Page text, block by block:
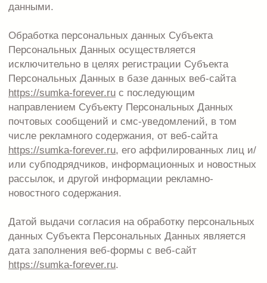
использования средств автоматизации в
РФ и внутренними положениями веб-сайта
https://sumka-forever.ru
Веб-сайтhttps://sumka-forever.ruпринимает
технические меры или обеспечивает их принятие
для защиты персональных данных от
неправомерного или случайного доступа к ним,
уничтожения, изменения, блокирования,
копирования, предоставления, распространения
персональных данных, а также от иных
персональных данных, а также принимает на себя
обязательство сохранения конфиденциальности
персональных данных Субъекта Персональных
Данных.
для обработки персональных данных Субъекта
Персональных Данных субподрядчиков, а также
вправе передавать персональные данные для
обработки своим аффилированным лицам,
обеспечивая при этом принятие такими
субподрядчиками и аффилированными лицами